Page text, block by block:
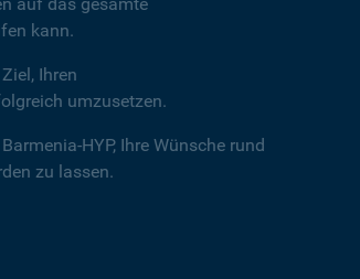
kann.
Ihren
umzusetzen.
HYP, Ihre Wünsche rund
zu lassen.